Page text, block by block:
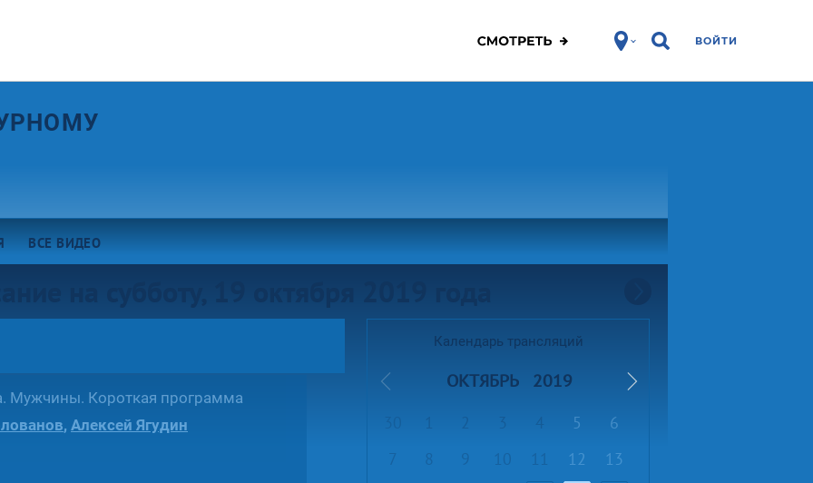
ВОЙТИ
ВСЕ ВИДЕО
Мужчины. Короткая программа
, Алексей Ягудин
Календарь трансляций
ОКТЯБРЬ 2019
Предыдущий месяц
30 1 2 3 4 5
6
7
8 9 10 11 12
13